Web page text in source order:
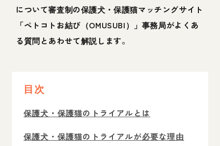
について審査制の保護犬・保護猫マッチングサイト
「ペトコトお結び（OMUSUBI）」事務局がよくあ
る質問とあわせて解説します。
目次
保護犬・保護猫のトライアルとは
保護犬・保護猫のトライアルが必要な理由